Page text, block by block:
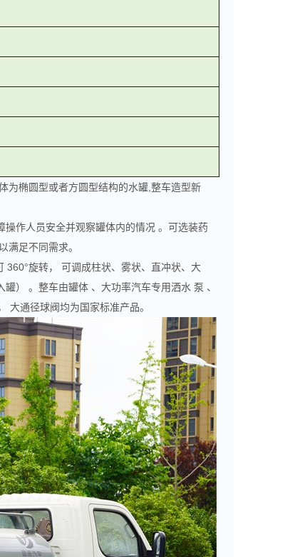
为椭圆型或者方圆型结构的水罐,整车造型新
作人员安全并观察罐体内的情况 。可选装药
满足不同需求。
旋转， 可调成柱状、雾状、直冲状、大
） 。整车由罐体 、大功率汽车专用洒水 泵 、
大通径球阀均为国家标准产品。